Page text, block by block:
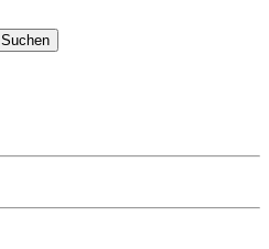
Suchen